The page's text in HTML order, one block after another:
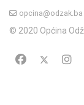
opcina@odzak.ba
© 2020 Općina